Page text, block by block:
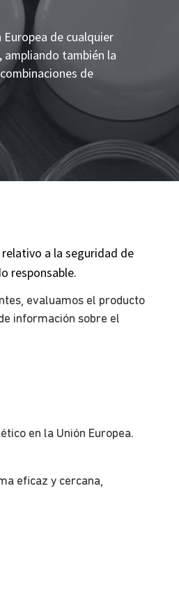
de cualquier
también la
de
a la seguridad de
responsable.
evaluamos el producto
información sobre el
en la Unión Europea.
eficaz y cercana,